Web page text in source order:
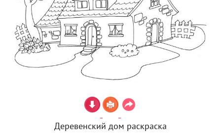
Деревенский дом раскраска